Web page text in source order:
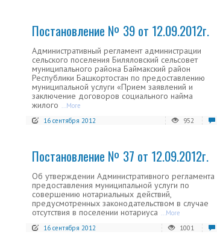
Постановление № 39 от 12.09.2012г.
Административный регламент администрации
сельского поселения Биляловский сельсовет
муниципального района Баймакский район
Республики Башкортостан по предоставлению
муниципальной услуги «Прием заявлений и
заключение договоров социального найма
жилого ...More
16 сентября 2012
952
Постановление № 37 от 12.09.2012г.
Об утверждении Административного регламента
предоставления муниципальной услуги по
совершению нотариальных действий,
предусмотренных законодательством в случае
отсутствия в поселении нотариуса ...More
16 сентября 2012
1001